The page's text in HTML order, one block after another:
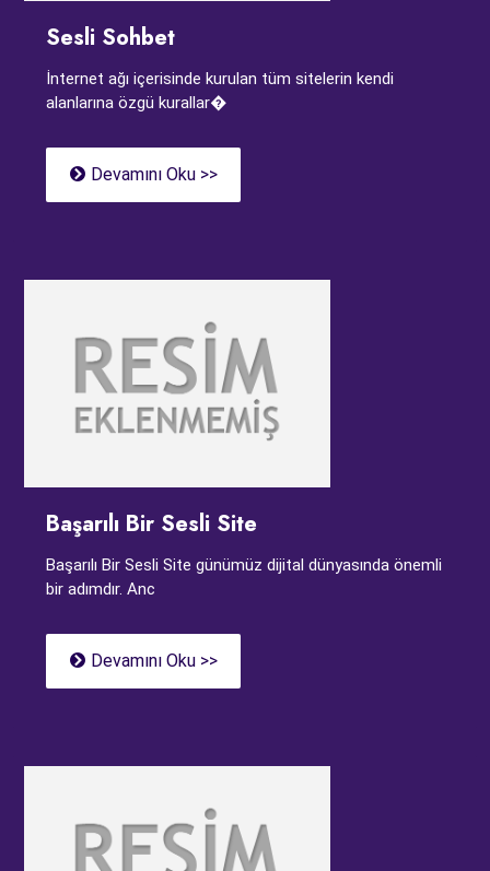
Sesli Sohbet
İnternet ağı içerisinde kurulan tüm sitelerin kendi
alanlarına özgü kurallar�
Devamını Oku >>
Başarılı Bir Sesli Site
Başarılı Bir Sesli Site günümüz dijital dünyasında önemli
bir adımdır. Anc
Devamını Oku >>